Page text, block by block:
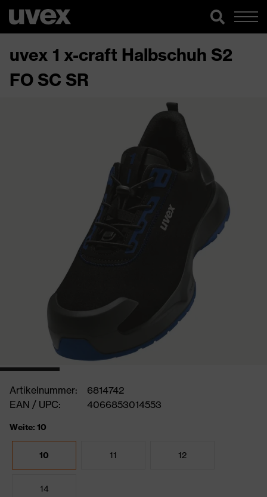
uvex 1 x-craft Halbschuh S2
FO SC SR
Artikelnummer:
6814742
EAN / UPC:
4066853014553
Weite: 10
10 11 12
14